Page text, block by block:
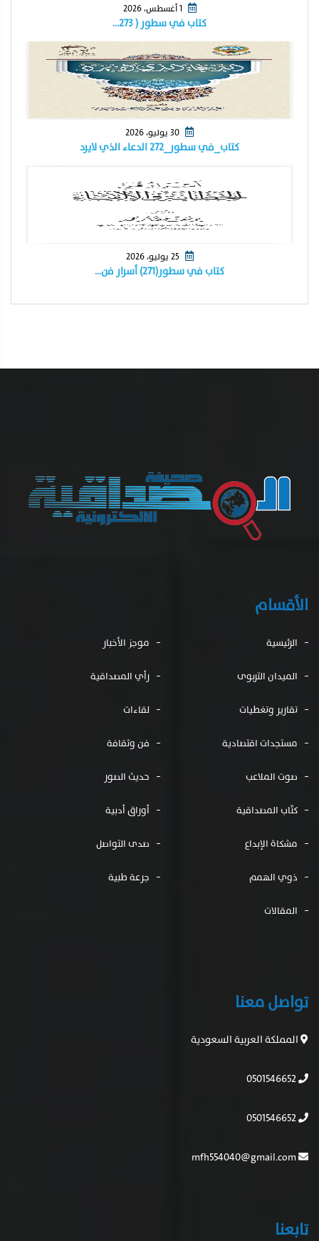
1 أغسطس، 2026
كتاب في سطور ( ٢٧٣…
كتاب_في سطور_٢٧٢ الدعاء الذي لايرد
كتاب في سطور(٢٧١) أسرار فن…
الأقسام
الرئيسية موجز الأخبار
الميدان التربوى رأي المصداقية
تقارير وتغطيات لقاءات
مستجدات اقتصادية فن وثقافة
صوت الملاعب حديث الصور
كتّاب المصداقية أوراق أدبية
مشكاة الإبداع صدى التواصل
ذوي الهمم جرعة طبية
المقالات
تواصل معنا
المملكة العربية السعودية
تابعنا